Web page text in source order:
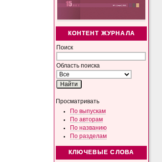
КОНТЕНТ ЖУРНАЛА
Поиск
Область поиска
Просматривать
По выпускам
По авторам
По названию
По разделам
КЛЮЧЕВЫЕ СЛОВА